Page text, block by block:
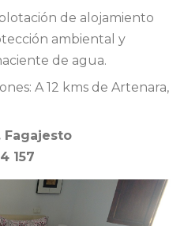
de alojamiento
ambiental y
de agua.
A 12 kms de Artenara,
Fagajesto
157